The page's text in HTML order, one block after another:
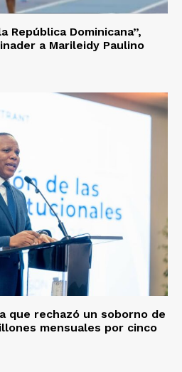
República Dominicana”,
a Marileidy Paulino
que rechazó un soborno de
mensuales por cinco